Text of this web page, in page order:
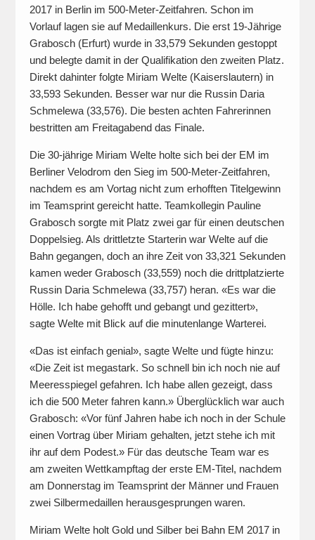
2017 in Berlin im 500-Meter-Zeitfahren. Schon im
Vorlauf lagen sie auf Medaillenkurs. Die erst 19-Jährige
Grabosch (Erfurt) wurde in 33,579 Sekunden gestoppt
und belegte damit in der Qualifikation den zweiten Platz.
Direkt dahinter folgte Miriam Welte (Kaiserslautern) in
33,593 Sekunden. Besser war nur die Russin Daria
Schmelewa (33,576). Die besten achten Fahrerinnen
bestritten am Freitagabend das Finale.
Die 30-jährige Miriam Welte holte sich bei der EM im
Berliner Velodrom den Sieg im 500-Meter-Zeitfahren,
nachdem es am Vortag nicht zum erhofften Titelgewinn
im Teamsprint gereicht hatte. Teamkollegin Pauline
Grabosch sorgte mit Platz zwei gar für einen deutschen
Doppelsieg. Als drittletzte Starterin war Welte auf die
Bahn gegangen, doch an ihre Zeit von 33,321 Sekunden
kamen weder Grabosch (33,559) noch die drittplatzierte
Russin Daria Schmelewa (33,757) heran. «Es war die
Hölle. Ich habe gehofft und gebangt und gezittert»,
sagte Welte mit Blick auf die minutenlange Warterei.
«Das ist einfach genial», sagte Welte und fügte hinzu:
«Die Zeit ist megastark. So schnell bin ich noch nie auf
Meeresspiegel gefahren. Ich habe allen gezeigt, dass
ich die 500 Meter fahren kann.» Überglücklich war auch
Grabosch: «Vor fünf Jahren habe ich noch in der Schule
einen Vortrag über Miriam gehalten, jetzt stehe ich mit
ihr auf dem Podest.» Für das deutsche Team war es
am zweiten Wettkampftag der erste EM-Titel, nachdem
am Donnerstag im Teamsprint der Männer und Frauen
zwei Silbermedaillen herausgesprungen waren.
Miriam Welte holt Gold und Silber bei Bahn EM 2017 in